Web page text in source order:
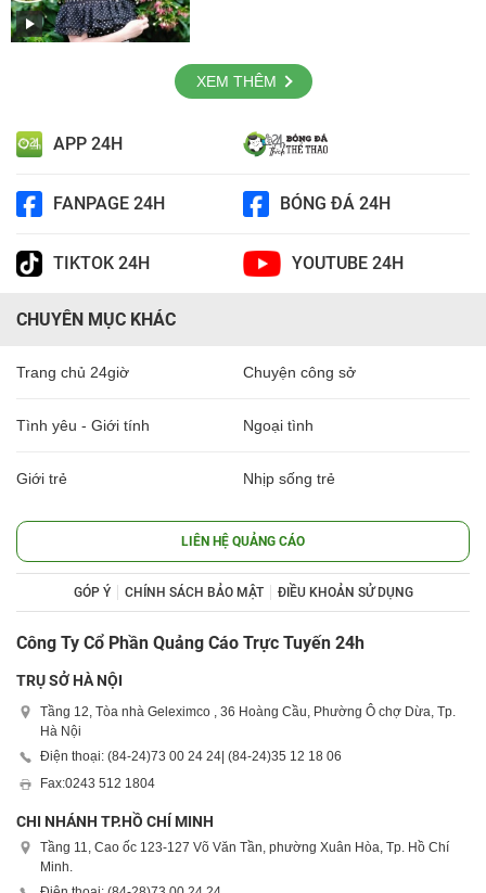
XEM THÊM
APP 24H
FANPAGE 24H BÓNG ĐÁ 24H
TIKTOK 24H YOUTUBE 24H
CHUYÊN MỤC KHÁC
Trang chủ 24giờ Chuyện công sở
Tình yêu - Giới tính Ngoại tình
Giới trẻ Nhịp sống trẻ
LIÊN HỆ QUẢNG CÁO
GÓP Ý CHÍNH SÁCH BẢO MẬT ĐIỀU KHOẢN SỬ DỤNG
Công Ty Cổ Phần Quảng Cáo Trực Tuyến 24h
TRỤ SỞ HÀ NỘI
Tầng 12, Tòa nhà Geleximco , 36 Hoàng Cầu, Phường Ô chợ Dừa, Tp.
Hà Nội
Điện thoại: (84-24)73 00 24 24| (84-24)35 12 18 06
Fax:0243 512 1804
CHI NHÁNH TP.HỒ CHÍ MINH
Tầng 11, Cao ốc 123-127 Võ Văn Tần, phường Xuân Hòa, Tp. Hồ Chí
Minh.